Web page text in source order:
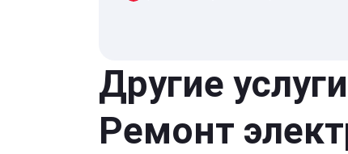
Другие
Ремонт